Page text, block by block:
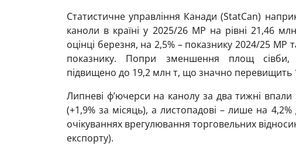
Статистичне управління Канади (StatCan)
каноли в країні у 2025/26 МР на рівні 21,46
оцінці березня, на 2,5% – показнику 2024/25 МР
показнику. Попри зменшення площ сівби,
підвищено до 19,2 млн т, що значно перевищить
Липневі ф’ючерси на канолу за два тижні
(+1,9% за місяць), а листопадові – лише на
очікуваннях врегулювання торговельних
експорту).